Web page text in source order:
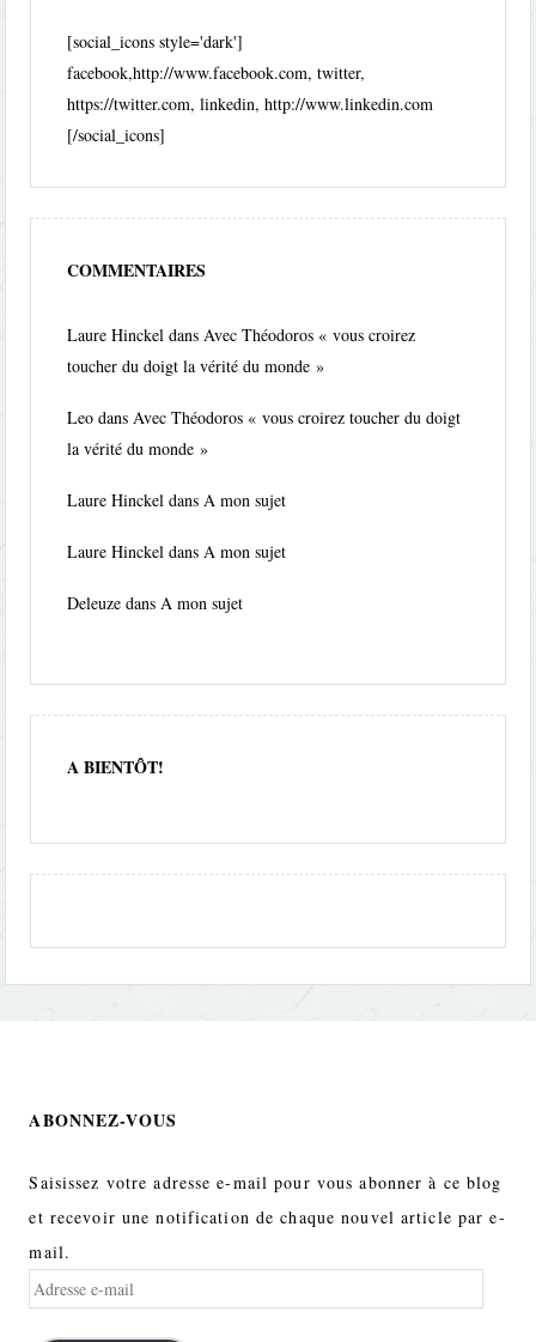
[social_icons style='dark']
facebook,http://www.facebook.com, twitter,
https://twitter.com, linkedin, http://www.linkedin.com
[/social_icons]
COMMENTAIRES
Laure Hinckel dansAvec Théodoros « vous croirez
toucher du doigt la vérité du monde »
Leo dansAvec Théodoros « vous croirez toucher du doigt
la vérité du monde »
Laure Hinckel dansA mon sujet
Laure Hinckel dansA mon sujet
Deleuze dansA mon sujet
A BIENTÔT!
ABONNEZ-VOUS
Saisissez votre adresse e-mail pour vous abonner à ce blog
et recevoir une notification de chaque nouvel article par e-
mail.
Adresse